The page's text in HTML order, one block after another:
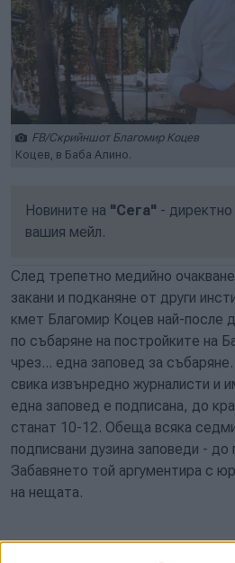
FB/Скрийншот Благомир Коцев
Коцев, в Баба Алино.
Новините на "Сега" - директно
вашия мейл.
След трепетно медийно
закани и подканяне от други
кмет Благомир Коцев най-после
по събаряне на постройките на
чрез... една заповед за
свика извънредно журналисти и
една заповед е подписана, до
станат 10-12. Обеща всяка
подписвани дузина заповеди -
Забавянето той аргументира с
на нещата.